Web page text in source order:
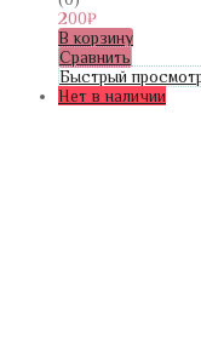
200₽
В корзину
Сравнить
Быстрый
Нет в наличии